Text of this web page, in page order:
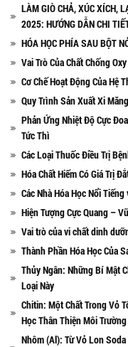
LÀM GIÒ CHẢ, XÚC XÍCH,
2025: HƯỚNG DẪN CHI
HÓA HỌC PHÍA SAU BỘT
Vai Trò Của Chất Chống
Cơ Chế Hoạt Động Của Hệ
Quy Trình Sản Xuất Xi
Phản Ứng Nhiệt Độ Cực
Tức Thì
Các Loại Thuốc Điều Trị
Hóa Chất Hiếm Có Giá Trị
Các Nhà Hóa Học Nổi
Hiện Tượng Cực Quang –
Vai trò của vi chất dinh
Thành Phần Hóa Học Của
Thủy Ngân: Những Bí Mật
Loại Này
Chitin: Một Chất Trong Vỏ
Học Thân Thiện Môi Trường
Nhôm (Al): Từ Vỏ Lon